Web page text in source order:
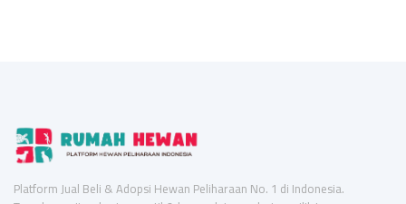
Platform Jual Beli & Adopsi Hewan Peliharaan No. 1 di Indonesia.